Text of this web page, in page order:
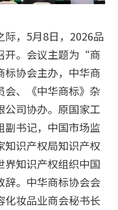
，5月8日，2026品
开。会议主题为“商
协会主办，中华商
会、《中华商标》杂
公司协办。原国家工
副书记，中国市场监
知识产权局知识产权
界知识产权组织中国
辞。中华商标协会会
化妆品业商会秘书长